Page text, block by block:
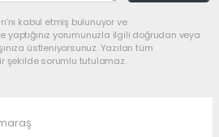
kabul etmiş bulunuyor ve
yorumunuzla ilgili doğrudan veya
üstleniyorsunuz. Yazılan tüm
şekilde sorumlu tutulamaz.